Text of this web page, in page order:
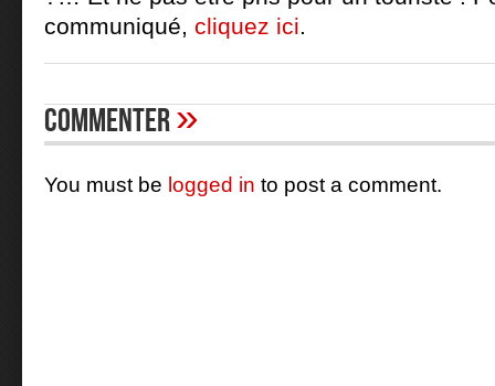
communiqué, cliquez ici.
Commenter»
You must be logged in to post a comment.